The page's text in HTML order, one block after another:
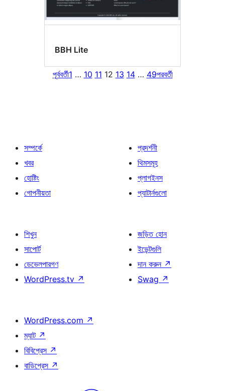
BBH Lite
পূর্ববর্তী1 … 10 11 12 13 14 … 49পরবর্তী
সম্পর্কে
খবর
হোষ্টিং
গোপনীয়তা
প্রদর্শনী
থিমসমূহ
প্লাগইনস
প্যাটার্নগুলো
শিখুন
সাপোর্ট
ডেভেলপারগণ
WordPress.tv ↗
জড়িত হোন
ইভেন্টগুলি
দান করুন ↗
Swag ↗
WordPress.com ↗
ম্যাট ↗
বিবিপ্রেস ↗
বাডিপ্রেস ↗